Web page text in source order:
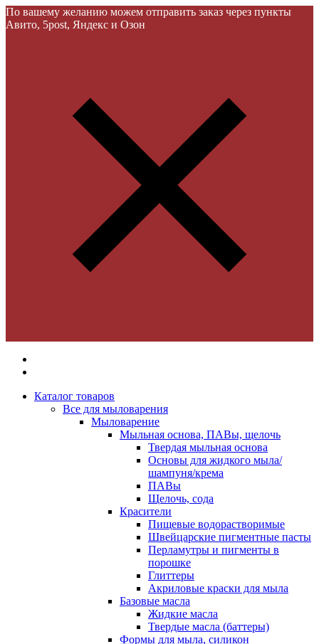
По вашему желанию можем отправить заказ через пункты
Авито, 5post, Яндекс и Озон
Каталог товаров
Все для мыловарения
Мыловарение
Мыльная основа, ПАВы, щелочь
Твердая мыльная основа
Основы для жидкого мыла/
шампуня/крема
ПАВы
Щелочь, сода
Красители
Пищевые водорастворимые
Швейцарские пигментные пасты
Перламутры и пигменты в
порошке
Глиттеры
Акриловые краски для мыла
Базовые масла
Жидкие масла
Твердые масла (баттеры)
Формы для мыла, силикон